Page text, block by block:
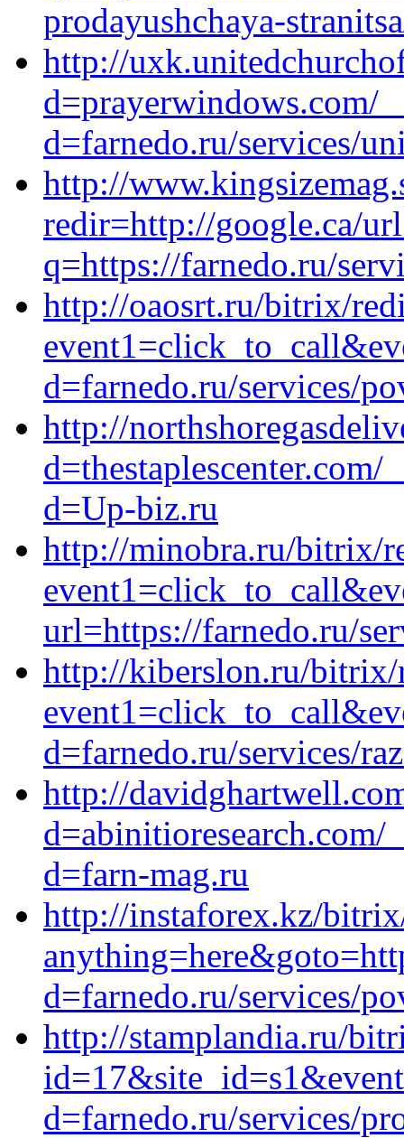
prodayushchaya-
http://
d=prayerwindows.com/
d=farnedo.ru/services/
http://
redir=http://google.ca/
q=https://farnedo.ru/
http://oaosrt.ru/bitrix/
d=farnedo.ru/services/
http://
d=Up-biz.ru
http://minobra.ru/bitrix/
url=https://farnedo.ru/
http://kiberslon.ru/bitrix/
d=farnedo.ru/services/
http://
d=abinitioresearch.com/
d=farn-mag.ru
http://instaforex.kz/
d=farnedo.ru/services/
http://stamplandia.ru/
d=farnedo.ru/services/